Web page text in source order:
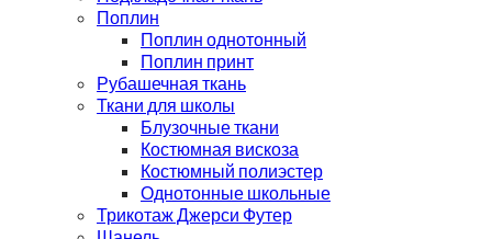
Поплин
Поплин однотонный
Поплин принт
Рубашечная ткань
Ткани для школы
Блузочные ткани
Костюмная вискоза
Костюмный полиэстер
Однотонные школьные
Трикотаж Джерси Футер